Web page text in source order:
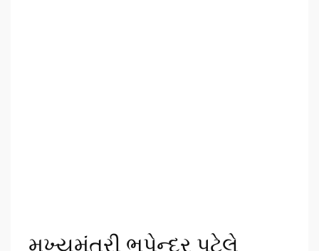
મુખ્યમંત્રી ભૂપેન્દ્ર પટેલે